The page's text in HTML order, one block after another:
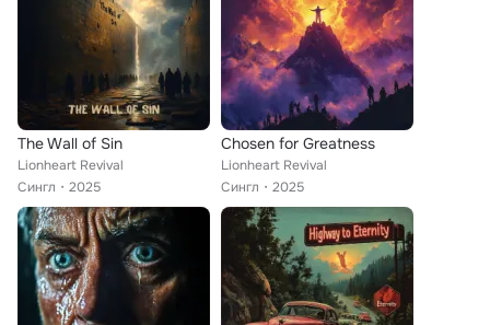
The Wall of Sin
Lionheart Revival
Сингл
2025
Chosen for Greatness
Lionheart Revival
Сингл
2025